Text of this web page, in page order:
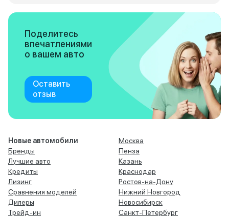
Поделитесь
впечатлениями
о вашем авто
Оставить
отзыв
Новые автомобили
Бренды
Лучшие авто
Кредиты
Лизинг
Сравнения моделей
Дилеры
Трейд-ин
Москва
Пенза
Казань
Краснодар
Ростов-на-Дону
Нижний Новгород
Новосибирск
Санкт-Петербург